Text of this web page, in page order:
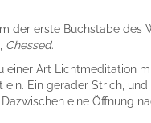
der erste Buchstabe des
Chessed.
einer Art Lichtmeditation
ein. Ein gerader Strich, und
eine Öffnung